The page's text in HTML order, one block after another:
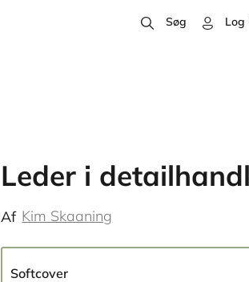
Søg Log
Leder i
Af Kim Skaaning
Softcover